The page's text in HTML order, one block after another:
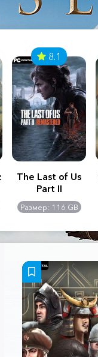
8.1
The Last of Us
Part II
Remastered
Размер: 116 GB